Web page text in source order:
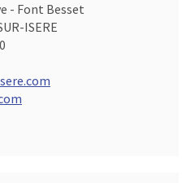
- Font Besset
ISERE